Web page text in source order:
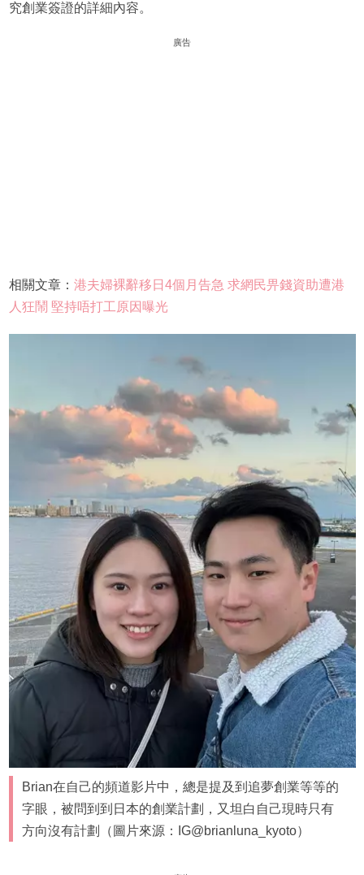
究創業簽證的詳細內容。
廣告
相關文章： 港夫婦裸辭移日4個月告急 求網民畀錢資助遭港
人狂鬧 堅持唔打工原因曝光
Brian在自己的頻道影片中，總是提及到追夢創業等等的
字眼，被問到到日本的創業計劃，又坦白自己現時只有
方向沒有計劃（圖片來源：IG@brianluna_kyoto）